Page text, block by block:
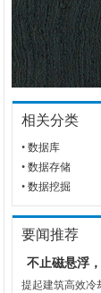
相关分类
• 数据库
• 数据存储
• 数据挖掘
要闻推荐
不止磁悬浮
提起建筑高效冷